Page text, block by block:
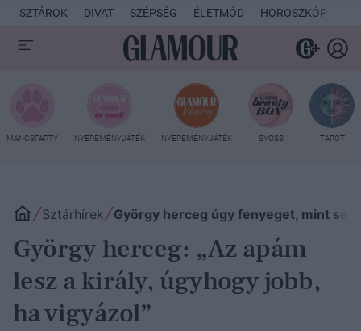
SZTÁROK DIVAT SZÉPSÉG ÉLETMÓD HOROSZKÓP
MANCSPARTY NYEREMÉNYJÁTÉK NYEREMÉNYJÁTÉK SYOSS TAROT
Sztárhírek György herceg úgy fenyeget, mint
György herceg: „Az apám
lesz a király, úgyhogy jobb,
ha vigyázol”